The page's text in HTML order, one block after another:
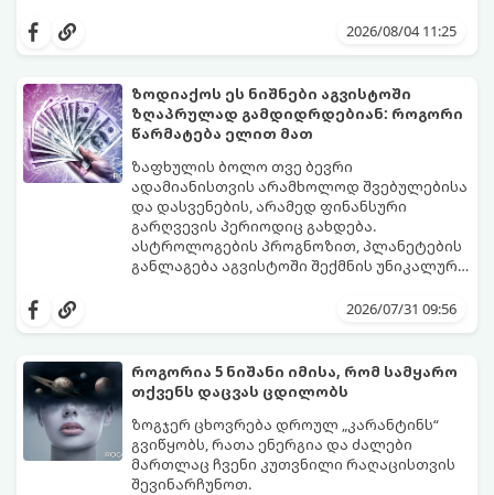
ყველაზე ბედნიერი თვე აღმოჩნდება.
2026/08/04 11:25
ზოდიაქოს ეს ნიშნები აგვისტოში
ზღაპრულად გამდიდრდებიან: როგორი
წარმატება ელით მათ
ზაფხულის ბოლო თვე ბევრი
ადამიანისთვის არამხოლოდ შვებულებისა
და დასვენების, არამედ ფინანსური
გარღვევის პერიოდიც გახდება.
ასტროლოგების პროგნოზით, პლანეტების
განლაგება აგვისტოში შექმნის უნიკალურ
ზოდიაქოს 4 ნიშანს ფინანსური წარმატების
შორის, ვისაც აგვისტოში ფინანსური
2026/07/31 09:56
როგორია 5 ნიშანი იმისა, რომ სამყარო
თქვენს დაცვას ცდილობს
ზოგჯერ ცხოვრება დროულ „კარანტინს“
გვიწყობს, რათა ენერგია და ძალები
მართლაც ჩვენი კუთვნილი რაღაცისთვის
შევინარჩუნოთ.